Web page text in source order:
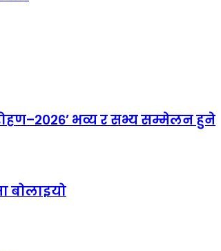
भव्य र सभ्य सम्मेलन हुने
बोलाइयो